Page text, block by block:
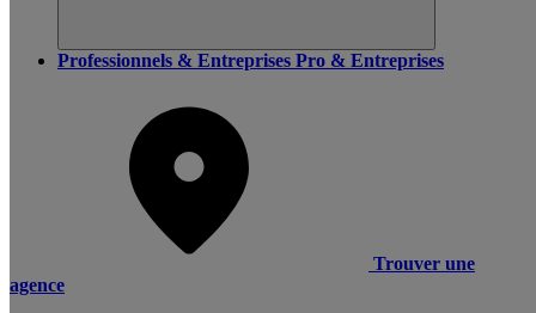
Professionnels & Entreprises Pro & Entreprises
Trouver une
agence